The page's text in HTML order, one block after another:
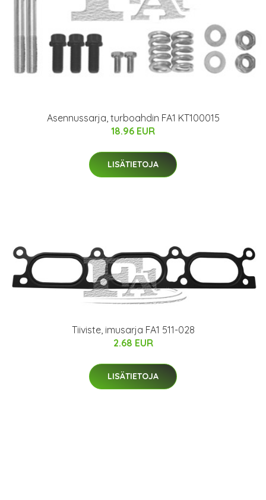
Asennussarja, turboahdin FA1 KT100015
18.96 EUR
LISÄTIETOJA
Tiiviste, imusarja FA1 511-028
2.68 EUR
LISÄTIETOJA